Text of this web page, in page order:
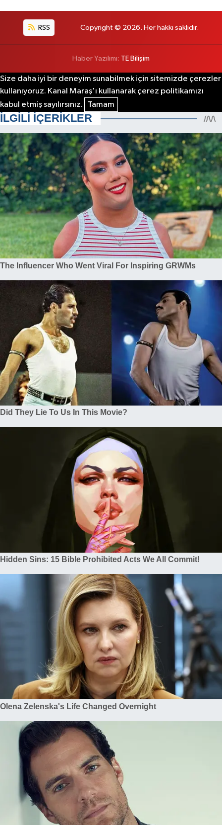
RSS Copyright © 2026. Her hakkı saklıdır.
Haber Yazılımı: TE Bilişim
Size daha iyi bir deneyim sunabilmek için sitemizde çerezler
kullanıyoruz. Kanal Maraş'ı kullanarak çerez politikamızı
kabul etmiş sayılırsınız.
Tamam